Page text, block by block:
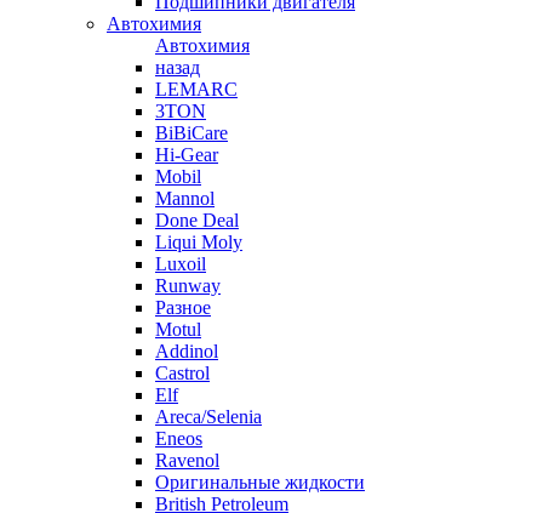
Автохимия
Автохимия
назад
LEMARC
3TON
BiBiCare
Hi-Gear
Mobil
Mannol
Done Deal
Liqui Moly
Luxoil
Runway
Разное
Motul
Addinol
Castrol
Elf
Areca/Selenia
Eneos
Ravenol
Оригинальные жидкости
British Petroleum